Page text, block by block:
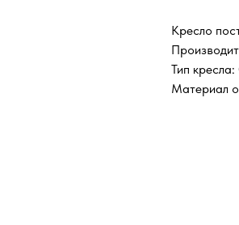
Кресло
Тип
Материал